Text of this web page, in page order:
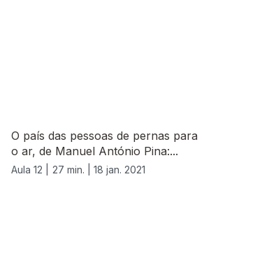
O país das pessoas de pernas para
o ar, de Manuel António Pina:...
Aula 12 | 27 min. | 18 jan. 2021